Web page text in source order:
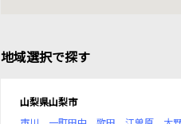
地域選択で探す
山梨県山梨市